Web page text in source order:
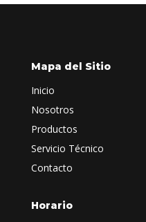
Mapa del Sitio
Inicio
Nosotros
Productos
Servicio Técnico
Contacto
Horario